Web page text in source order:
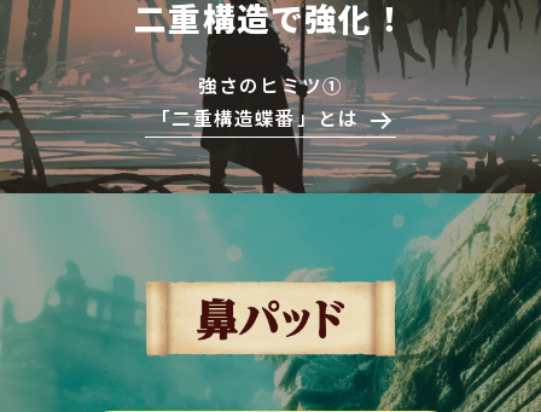
二重構造で強化！
強さのヒミツ①
「二重構造蝶番」とは